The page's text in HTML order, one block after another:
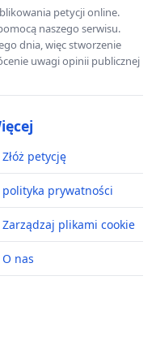
petycji online.
naszego serwisu.
dnia, więc stworzenie
uwagi opinii publicznej
Złóż petycję
polityka prywatności
Zarządzaj plikami cookie
O nas